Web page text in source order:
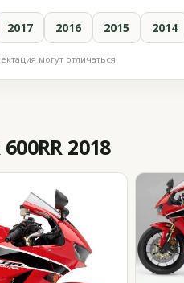
2017 2016 2015 2014
могут отличаться.
2018